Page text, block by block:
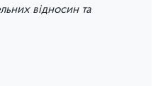
відносин та